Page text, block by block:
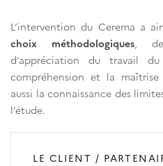
L’intervention du Cerema a
choix méthodologiques, de
d’appréciation du travail
compréhension et la
aussi la connaissance des
l’étude.
LE CLIENT /